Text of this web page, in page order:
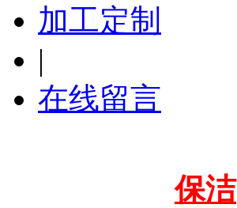
加工定制
|
在线留言
推荐标签：保洁